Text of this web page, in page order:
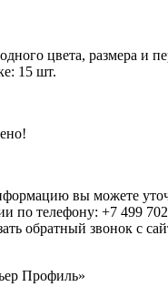
цвета, размера и
15 шт.
вы можете
по телефону: +7 499
обратный звонок с
Профиль»